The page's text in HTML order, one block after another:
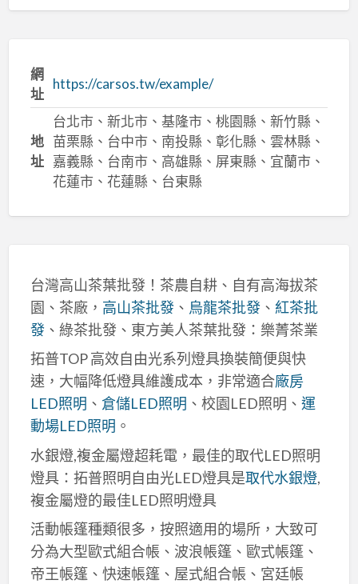
網
址
https://carsos.tw/example/
地
址
台北市、新北市、基隆市、桃園縣、新竹縣、
苗栗縣、台中市、南投縣、彰化縣、雲林縣、
嘉義縣、台南市、高雄縣、屏東縣、宜蘭市、
花蓮市、花蓮縣、台東縣
台灣高山茶葉批發！茶農自耕、自有高海拔茶
園、茶廠， 高山茶批發、 烏龍茶批發、 紅茶批
發、綠茶批發、東方美人茶葉批發：樂菁茶業
拓普TOP 高效自由光系列燈具換裝簡便與快
速，大幅降低燈具維護成本，非常適合廠房
LED照明 、 倉儲LED照明 、校園LED照明、 運
動場LED照明 。
水銀燈,複金屬燈超耗電，最佳的取代LED照明
燈具：拓普照明自由光LED燈具是取代水銀燈,
複金屬燈的最佳LED照明燈具
活動帳篷種類很多，按照適用的場所，大致可
分為大型歐式組合帳、波浪帳篷、歐式帳篷、
帝王帳篷、快速帳篷、屋式組合帳、宮廷帳